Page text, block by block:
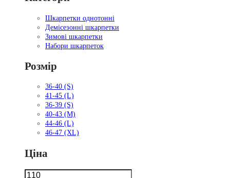
Шкарпетки однотонні
Демісезонні шкарпетки
Зимові шкарпетки
Набори шкарпеток
Розмір
36-40 (S)
41-45 (L)
36-39 (S)
40-43 (M)
44-46 (L)
46-47 (XL)
Ціна
Мінімальна